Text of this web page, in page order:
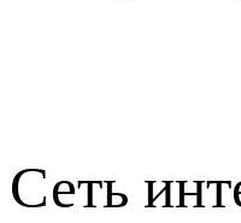
Сеть